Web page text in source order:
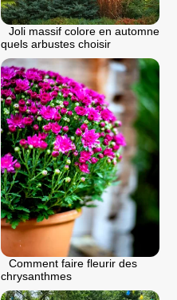
Joli massif colore en automne
quels arbustes choisir
Comment faire fleurir des
chrysanthmes